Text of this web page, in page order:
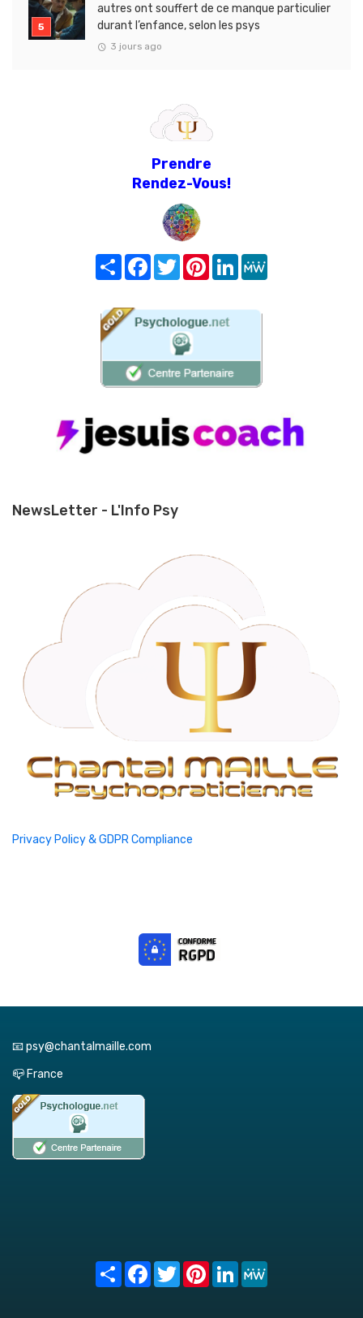
autres ont souffert de ce manque particulier
durant l’enfance, selon les psys
3 jours ago
Prendre
Rendez-Vous!
Share FacebookTwitterPinterest
LinkedIn
NewsLetter - L'Info Psy
Privacy Policy & GDPR Compliance
📧 psy@chantalmaille.com
📪 France
Share FacebookTwitterPinterest
LinkedIn